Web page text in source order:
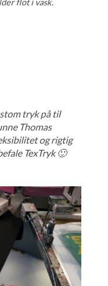
tryk på til
Thomas
og rigtig
TexTryk 🙂